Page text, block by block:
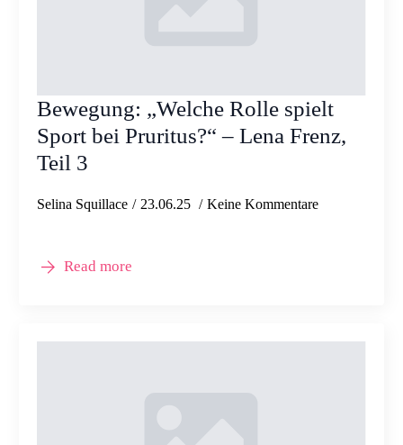
Bewegung: „Welche Rolle spielt
Sport bei Pruritus?“ – Lena Frenz,
Teil 3
Selina Squillace 23.06.25 Keine Kommentare
Read more